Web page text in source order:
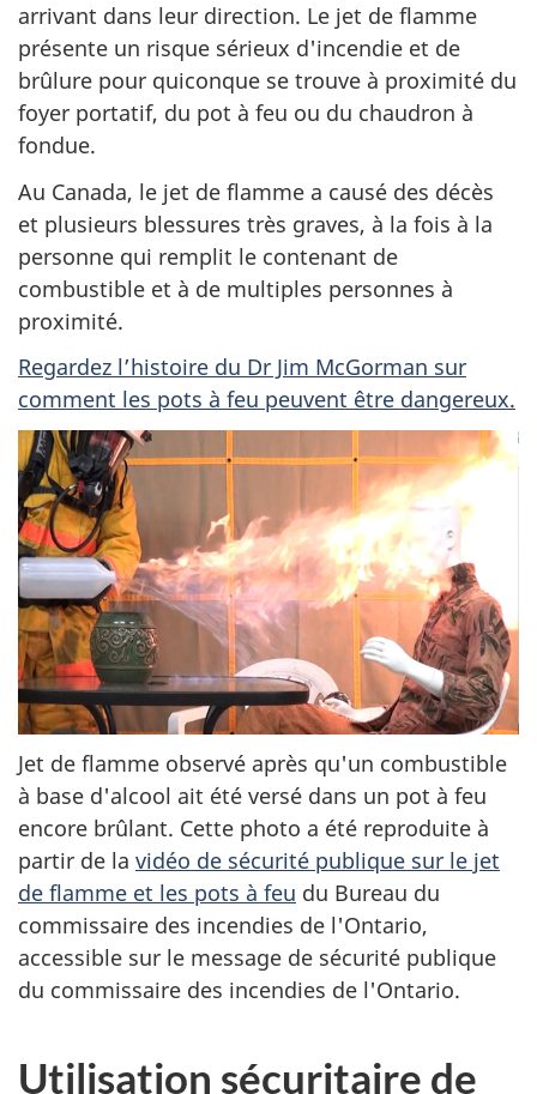
arrivant dans leur direction. Le jet de flamme
présente un risque sérieux d'incendie et de
brûlure pour quiconque se trouve à proximité du
foyer portatif, du pot à feu ou du chaudron à
fondue.
Au Canada, le jet de flamme a causé des décès
et plusieurs blessures très graves, à la fois à la
personne qui remplit le contenant de
combustible et à de multiples personnes à
proximité.
Regardez l’histoire du Dr Jim McGorman sur
comment les pots à feu peuvent être dangereux.
Jet de flamme observé après qu'un combustible
à base d'alcool ait été versé dans un pot à feu
encore brûlant. Cette photo a été reproduite à
partir de la vidéo de sécurité publique sur le jet
de flamme et les pots à feu du Bureau du
commissaire des incendies de l'Ontario,
accessible sur le message de sécurité publique
du commissaire des incendies de l'Ontario.
Utilisation sécuritaire de